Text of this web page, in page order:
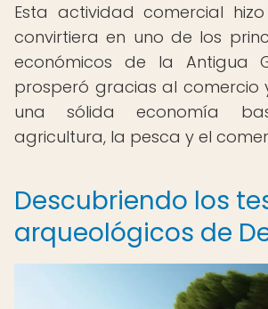
Esta actividad comercial
convirtiera en uno de los
económicos de la Antigua
prosperó gracias al comercio
una sólida economía
agricultura, la pesca y el
Descubriendo los
arqueológicos de